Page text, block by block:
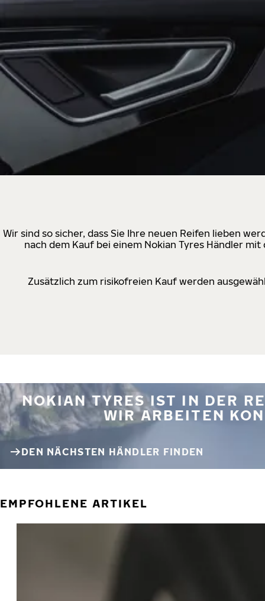
Wir sind so sicher, dass Sie Ihre neuen Reifen lieben
nach dem Kauf bei einem Nokian Tyres Händler
Zusätzlich zum risikofreien Kauf werden
NOKIAN TYRES IST IN DER
WIR ARBEITEN
DEN NÄCHSTEN HÄNDLER FINDEN
EMPFOHLENE ARTIKEL